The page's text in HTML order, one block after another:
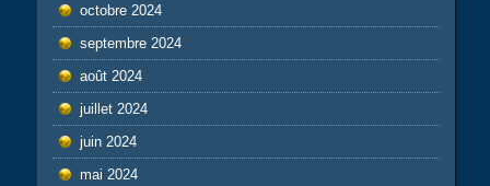
octobre 2024
septembre 2024
août 2024
juillet 2024
juin 2024
mai 2024